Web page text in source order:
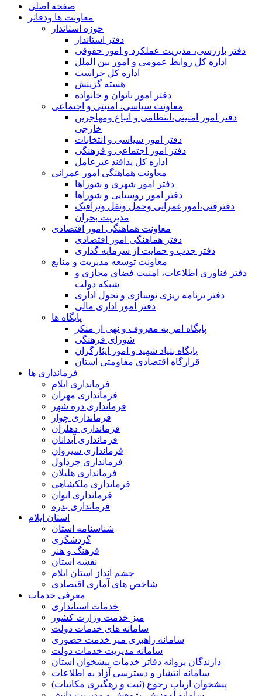
صفحه اصلی
معاونت ها ودفاتر
حوزه استاندار
دفتر استاندار
دفتر بازرسی، مدیریت عملکرد و امور حقوقی
اداره کل روابط عمومی و امور بین الملل
اداره کل حراست
هسته گزینش
دفتر امور بانوان و خانواده
معاونت سیاسی، امنیتی و اجتماعی
دفتر امور امنيتی،انتظامی و اتباع ومهاجرین
خارجی
دفتر امور سیاسی و انتخابات
دفتر امور اجتماعی و فرهنگی
اداره کل پدافند غیرعامل
معاونت هماهنگی امور عمرانی
دفتر امور شهری و شوراها
دفتر امور روستایی و شوراها
دفترفنی،امورعمرانی وحمل ونقل وترافيک
مدیریت بحران
معاونت هماهنگی امور اقتصادی
دفتر هماهنگی امور اقتصادی
دفتر جذب و حمایت از سرمایه گذاری
معاونت توسعه مدیریت و منابع
دفتر فناوری اطلاعات، امنیت فضای مجازی و
شبکه دولت
دفتر برنامه ریزی نوسازی و تحول اداری
دفتر امور اداری مالی
پایگاه ها
پایگاه امر به معروف و نهی از منکر
شورای فرهنگی
پایگاه بنیاد شهید و امور ایثارگران
قرارگاه اقتصادی مقاومتی استان
فرمانداری ها
فرمانداری ایلام
فرمانداری مهران
فرمانداری دره شهر
فرمانداری چوار
فرمانداری دهلران
فرمانداری آبدانان
فرمانداری سیروان
فرمانداری چرداول
فرمانداری هلیلان
فرمانداری ملکشاهی
فرمانداری ایوان
فرمانداری بدره
استان ایلام
شناسنامه استان
گردشگری
فرهنگ و هنر
نقشه استان
چشم انداز استان ایلام
شاخص های آماری اقتصادی
معرفی خدمات
خدمات استانداری
میز خدمت وزارت کشور
سامانه های خدمات دولت
سامانه راهبری میز خدمت حضوری
سامانه مدیریت خدمات دولت
دارندگان پروانه دفاتر خدمات پیشخوان استان
سامانه انتشار و دسترسی آزاد به اطلاعات
پیشخوان ارباب رجوع (ثبت و رهگیری مکاتبات)